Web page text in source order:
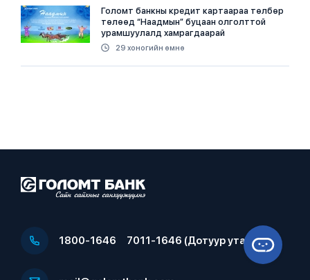
Голомт банкны кредит картаараа төлбөр
төлөөд “Наадмын” буцаан олголттой
урамшуулалд хамрагдаарай
29 хоногийн өмнө
1800-1646 7011-1646 (Дотуур утас)